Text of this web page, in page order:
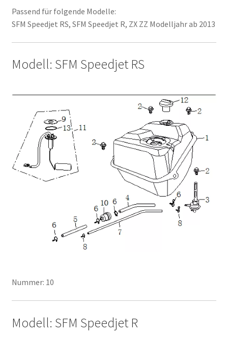
Passend für folgende Modelle:
SFM Speedjet RS, SFM Speedjet R, ZX ZZ Modelljahr ab 2013
Modell: SFM Speedjet RS
Nummer: 10
Modell: SFM Speedjet R